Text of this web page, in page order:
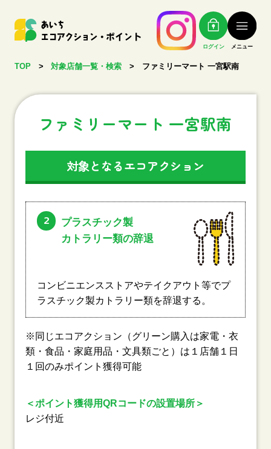
ログイン メニュー
TOP > 対象店舗一覧・検索 > ファミリーマート 一宮駅南
ファミリーマート 一宮駅南
対象となるエコアクション
2
プラスチック製
カトラリー類の辞退
コンビニエンスストアやテイクアウト等でプ
ラスチック製カトラリー類を辞退する。
※同じエコアクション（グリーン購入は家電・衣
類・食品・家庭用品・文具類ごと）は１店舗１日
１回のみポイント獲得可能
＜ポイント獲得用QRコードの設置場所＞
レジ付近